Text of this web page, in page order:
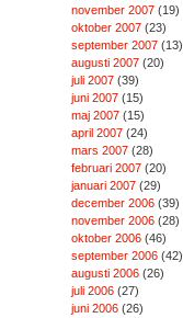
november 2007(19)
oktober 2007(23)
september 2007(13)
augusti 2007(20)
juli 2007(39)
juni 2007(15)
maj 2007(15)
april 2007(24)
mars 2007(28)
februari 2007(20)
januari 2007(29)
december 2006(39)
november 2006(28)
oktober 2006(46)
september 2006(42)
augusti 2006(26)
juli 2006(27)
juni 2006(26)